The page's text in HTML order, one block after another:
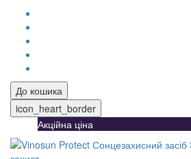
До кошика
icon_heart_border
Акційна ціна